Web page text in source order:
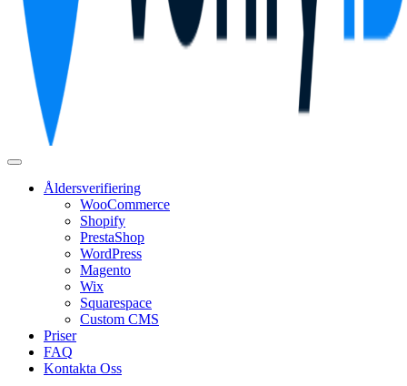
Åldersverifiering
WooCommerce
Shopify
PrestaShop
WordPress
Magento
Wix
Squarespace
Custom CMS
Priser
FAQ
Kontakta Oss